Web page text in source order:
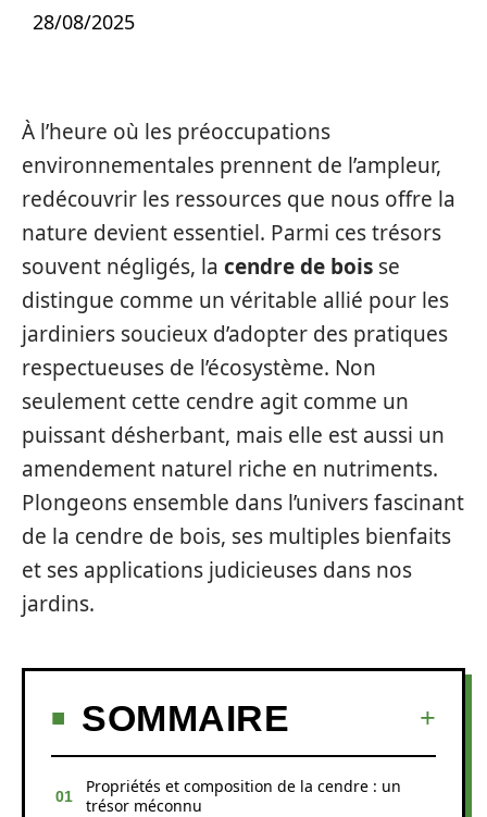
28/08/2025
À l’heure où les préoccupations
environnementales prennent de l’ampleur,
redécouvrir les ressources que nous offre la
nature devient essentiel. Parmi ces trésors
souvent négligés, la cendre de bois se
distingue comme un véritable allié pour les
jardiniers soucieux d’adopter des pratiques
respectueuses de l’écosystème. Non
seulement cette cendre agit comme un
puissant désherbant, mais elle est aussi un
amendement naturel riche en nutriments.
Plongeons ensemble dans l’univers fascinant
de la cendre de bois, ses multiples bienfaits
et ses applications judicieuses dans nos
jardins.
SOMMAIRE
Propriétés et composition de la cendre : un
trésor méconnu